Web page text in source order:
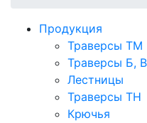
Продукция
Траверсы ТМ
Траверсы Б,
Лестницы
Траверсы ТН
Крючья